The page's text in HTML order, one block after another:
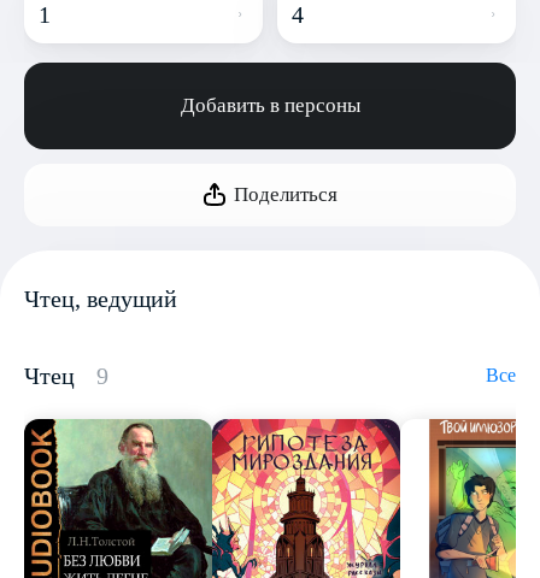
1 4
Добавить в персоны
Поделиться
Чтец, ведущий
Чтец 9 Все